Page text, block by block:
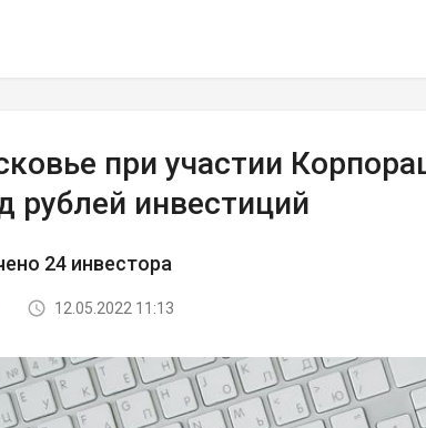
при участии
рублей инвестиций
24 инвестора
12.05.2022 11:13